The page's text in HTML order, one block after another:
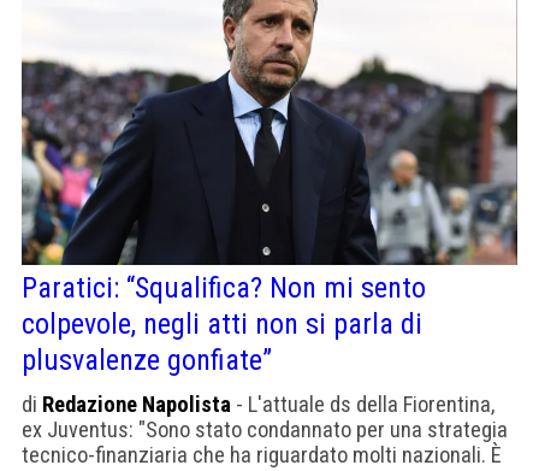
Paratici: “Squalifica? Non mi sento
colpevole, negli atti non si parla di
plusvalenze gonfiate”
di Redazione Napolista - L'attuale ds della Fiorentina,
ex Juventus: "Sono stato condannato per una strategia
tecnico-finanziaria che ha riguardato molti nazionali. È